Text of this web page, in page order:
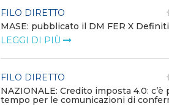
FILO DIRETTO
MASE: pubblicato il DM FER X
LEGGI DI PIÙ
FILO DIRETTO
NAZIONALE: Credito imposta 4.0: c’è
tempo per le comunicazioni di